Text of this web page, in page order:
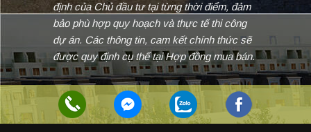
định của Chủ đầu tư tại từng thời điểm, đảm
bảo phù hợp quy hoạch và thực tế thi công
dự án. Các thông tin, cam kết chính thức sẽ
được quy định cụ thể tại Hợp đồng mua bán.